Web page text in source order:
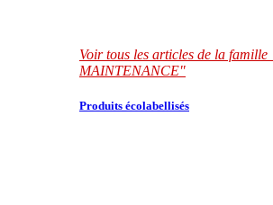
Voir tous les articles de la
MAINTENANCE"
Produits écolabellisés